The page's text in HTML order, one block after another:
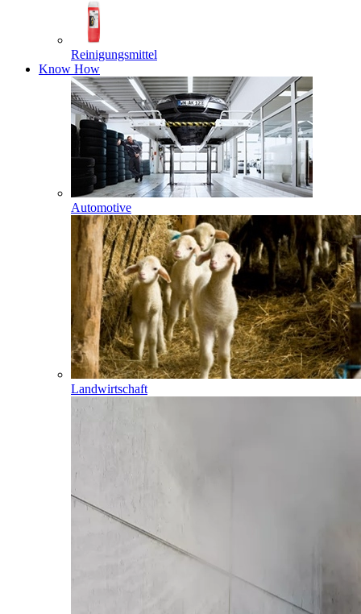
Reinigungsmittel
Know How
Automotive
Landwirtschaft